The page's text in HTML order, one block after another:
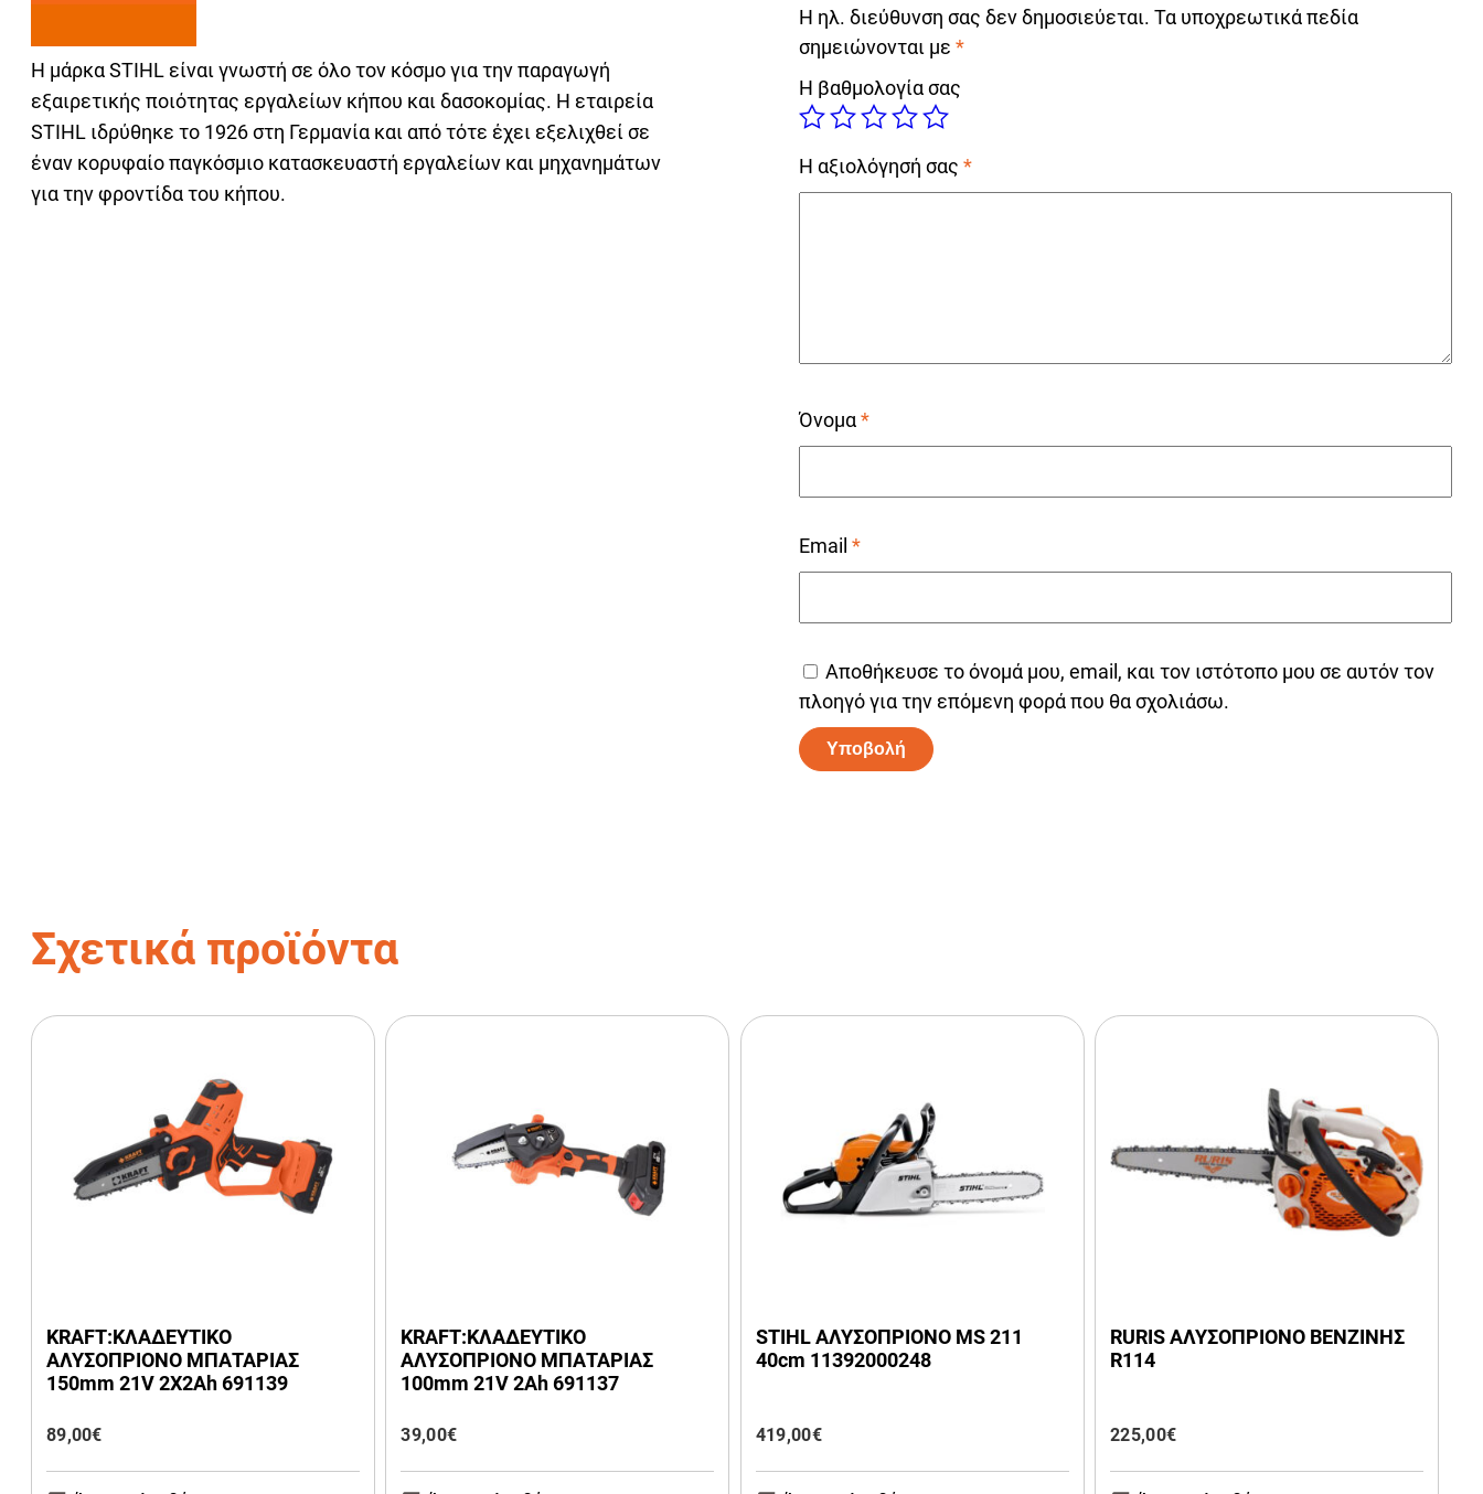
Η μάρκα STIHL είναι γνωστή σε όλο τον κόσμο για την παραγωγή
εξαιρετικής ποιότητας εργαλείων κήπου και δασοκομίας. Η εταιρεία
STIHL ιδρύθηκε το 1926 στη Γερμανία και από τότε έχει εξελιχθεί σε
έναν κορυφαίο παγκόσμιο κατασκευαστή εργαλείων και μηχανημάτων
για την φροντίδα του κήπου.
Η ηλ. διεύθυνση σας δεν δημοσιεύεται. Τα υποχρεωτικά πεδία
σημειώνονται με *
Η βαθμολογία σας
Η αξιολόγησή σας *
Όνομα*
Email *
Αποθήκευσε το όνομά μου, email, και τον ιστότοπο μου σε αυτόν τον
πλοηγό για την επόμενη φορά που θα σχολιάσω.
Σχετικά προϊόντα
KRAFT:ΚΛΑΔΕΥΤΙΚΟ
ΑΛΥΣΟΠΡΙΟΝΟ ΜΠΑΤΑΡΙΑΣ
150mm 21V 2Χ2Ah 691139
89,00€
KRAFT:ΚΛΑΔΕΥΤΙΚΟ
ΑΛΥΣΟΠΡΙΟΝΟ ΜΠΑΤΑΡΙΑΣ
100mm 21V 2Ah 691137
39,00€
STIHL ΑΛΥΣΟΠΡΙΟΝΟ MS 211
40cm 11392000248
419,00€
RURIS ΑΛΥΣΟΠΡΙΟΝΟ ΒΕΝΖΙΝΗΣ
R114
225,00€